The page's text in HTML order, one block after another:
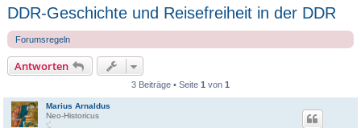
DDR-Geschichte und Reisefreiheit in der DDR
Forumsregeln
Antworten
3 Beiträge • Seite 1 von 1
Marius Arnaldus
Neo-Historicus